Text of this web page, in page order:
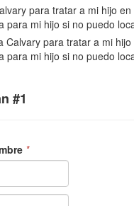
para tratar a mi hijo
para mi hijo si no puedo
Calvary para tratar a mi
para mi hijo si no puedo
#1
*